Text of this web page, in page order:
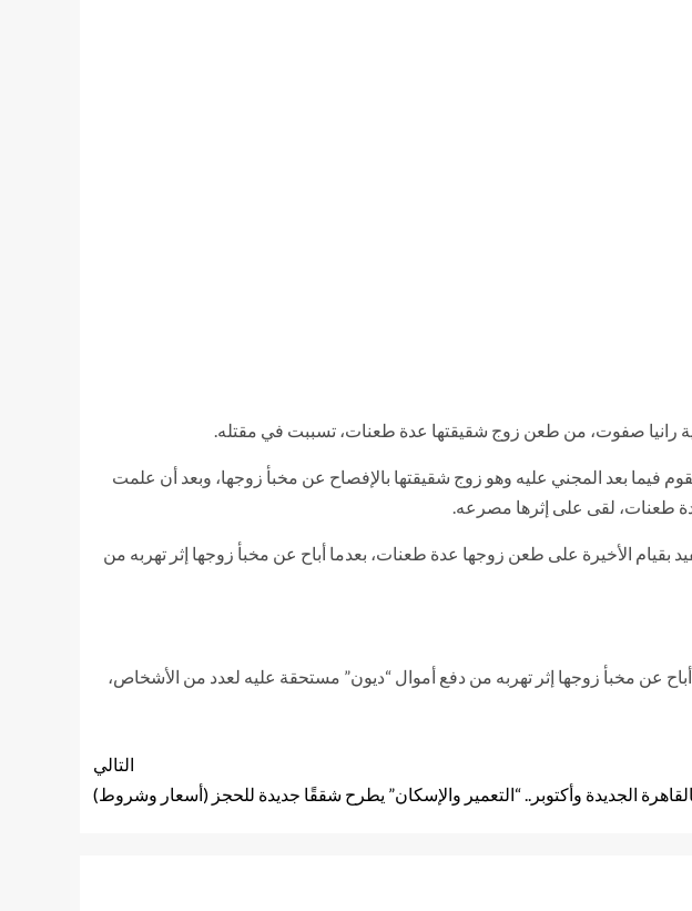
رانيا صفوت، من طعن زوج شقيقتها عدة طعنات، تسببت في مقتله.
فيما بعد المجني عليه وهو زوج شقيقتها بالإفصاح عن مخبأ زوجها، وبعد أن علمت
طعنات، لقى على إثرها مصرعه.
بقيام الأخيرة على طعن زوجها عدة طعنات، بعدما أباح عن مخبأ زوجها إثر تهربه من
عن مخبأ زوجها إثر تهربه من دفع أموال “ديون” مستحقة عليه لعدد من الأشخاص،
التالي
الجديدة وأكتوبر.. “التعمير والإسكان” يطرح شققًا جديدة للحجز (أسعار وشروط)